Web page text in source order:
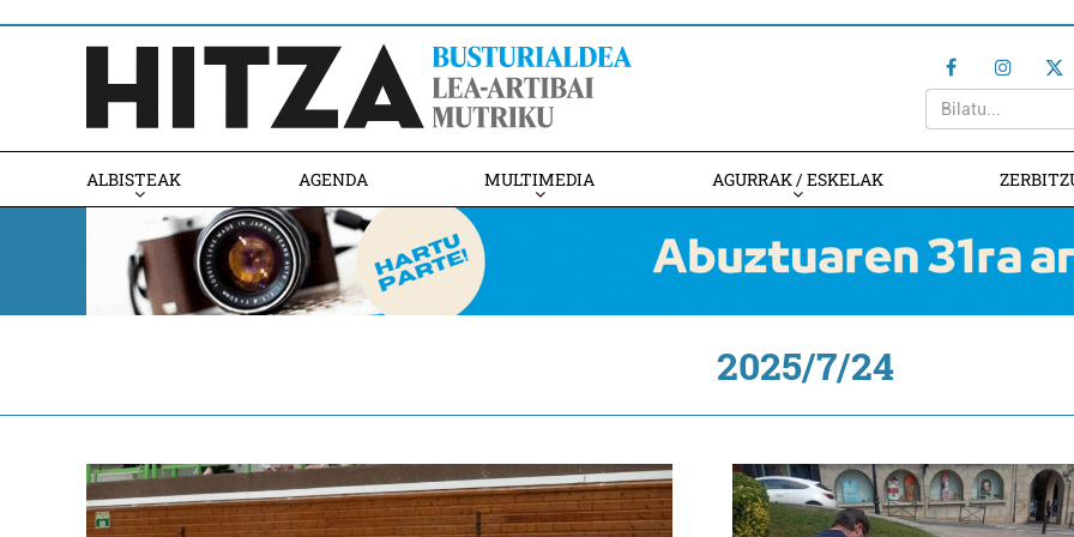
ALBISTEAK AGENDA MULTIMEDIA AGURRAK / ESKELAK
2025/7/24